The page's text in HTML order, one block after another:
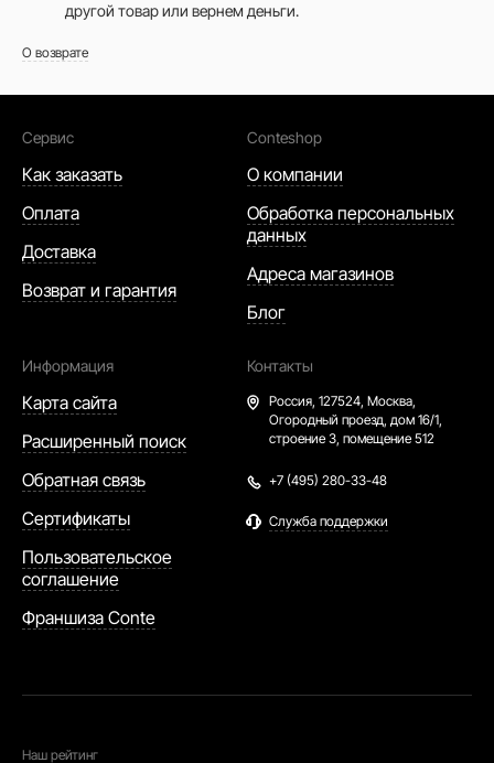
другой товар или вернем деньги.
О возврате
Сервис
Как заказать
Оплата
Доставка
Возврат и гарантия
Conteshop
О компании
Обработка персональных
данных
Адреса магазинов
Блог
Информация
Карта сайта
Расширенный поиск
Обратная связь
Сертификаты
Пользовательское
соглашение
Франшиза Conte
Контакты
Россия, 127524, Москва,
Огородный проезд, дом 16/1,
строение 3, помещение 512
+7 (495) 280-33-48
Служба поддержки
Наш рейтинг